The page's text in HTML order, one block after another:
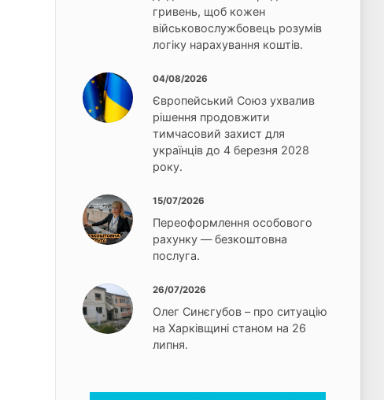
гривень, щоб кожен
військовослужбовець розумів
логіку нарахування коштів.
04/08/2026
Європейський Союз ухвалив
рішення продовжити
тимчасовий захист для
українців до 4 березня 2028
року.
15/07/2026
Переоформлення особового
рахунку — безкоштовна
послуга.
26/07/2026
Олег Синєгубов – про ситуацію
на Харківщині станом на 26
липня.